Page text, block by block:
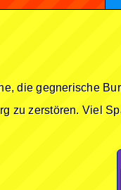
die gegnerische
zu zerstören. Viel